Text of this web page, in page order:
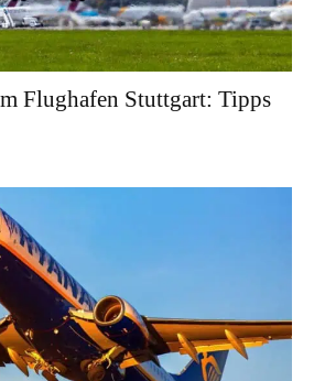
Flughafen Stuttgart: Tipps